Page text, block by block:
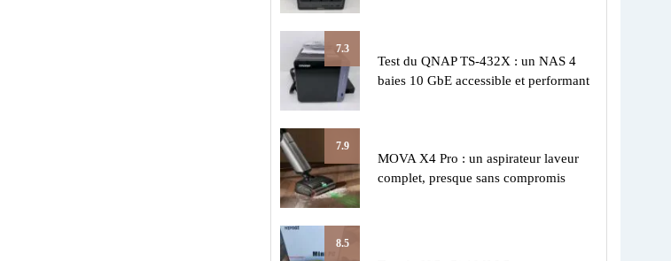
7.3
Test du QNAP TS-432X : un NAS 4
baies 10 GbE accessible et performant
7.9
MOVA X4 Pro : un aspirateur laveur
complet, presque sans compromis
8.5